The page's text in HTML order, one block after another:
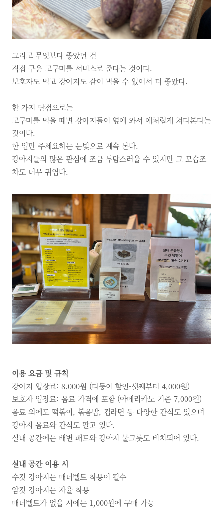
그리고 무엇보다 좋았던 건
직접 구운 고구마를 서비스로 준다는 것이다.
보호자도 먹고 강아지도 같이 먹을 수 있어서 더 좋았다.
한 가지 단점으로는
고구마를 먹을 때면 강아지들이 옆에 와서 애처럽게 쳐다본다는
것이다.
한 입만 주세요하는 눈빛으로 계속 본다.
강아지들의 많은 관심에 조금 부담스러울 수 있지만 그 모습조
차도 너무 귀엽다.
이용 요금 및 규칙
강아지 입장료: 8.000원 (다둥이 할인-셋째부터 4,000원)
보호자 입장료: 음료 가격에 포함 (아메리카노 기준 7,000원)
음료 외에도 떡볶이, 볶음밥, 컵라면 등 다양한 간식도 있으며
강아지 음료와 간식도 팔고 있다.
실내 공간에는 배변 패드와 강아지 물그릇도 비치되어 있다.
실내 공간 이용 시
수컷 강아지는 매너벨트 착용이 필수
암컷 강아지는 자율 착용
매너벨트가 없을 시에는 1,000원에 구매 가능